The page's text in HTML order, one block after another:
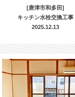
[唐津市和多田]
キッチン水栓交換工事
2025.12.13